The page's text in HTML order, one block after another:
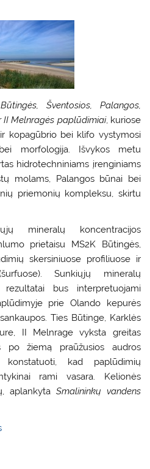
Būtingės, Šventosios, Palangos,
II Melnragės paplūdimiai, kuriose
kopagūbrio bei klifo vystymosi
morfologija. Išvykos metu
hidrotechniniams įrenginiams
molams, Palangos būnai bei
priemonių kompleksu, skirtu
mineralų koncentracijos
prietaisu MS2K Būtingės,
skersiniuose profiliuose ir
Sunkiųjų mineralų
rezultatai bus interpretuojami
prie Olando kepurės
Ties Būtinge, Karklės
II Melnrage vyksta greitas
po žiemą praūžusios audros
konstatuoti, kad paplūdimių
rami vasara. Kelionės
aplankyta Smalininkų vandens